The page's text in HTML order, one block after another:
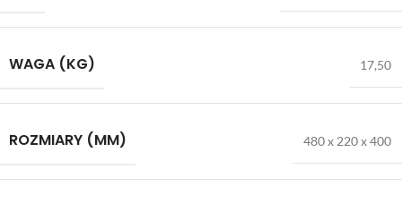
WAGA (KG) 17,50
ROZMIARY (MM) 480 x 220 x 400